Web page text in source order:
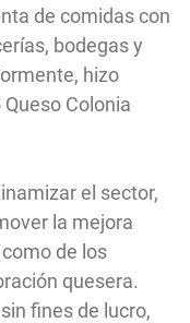
de comidas con
bodegas y
hizo
Colonia
el sector,
la mejora
de los
quesera.
fines de lucro,